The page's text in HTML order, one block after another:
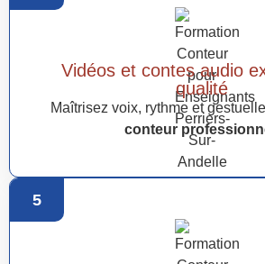
Vidéos et contes audio
qualité
Maîtrisez voix, rythme et
conteur
5